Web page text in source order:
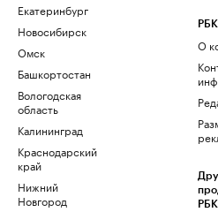
Екатеринбург
Новосибирск
Омск
Башкортостан
Вологодская
область
Калининград
Краснодарский
край
Нижний
Новгород
РБК
О
РБК